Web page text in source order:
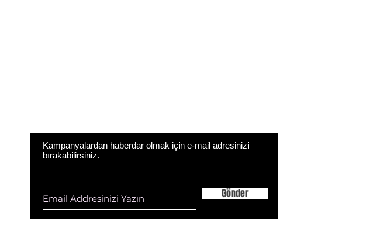
Kampanyalardan haberdar olmak için e-mail adresinizi
bırakabilirsiniz.
Gönder